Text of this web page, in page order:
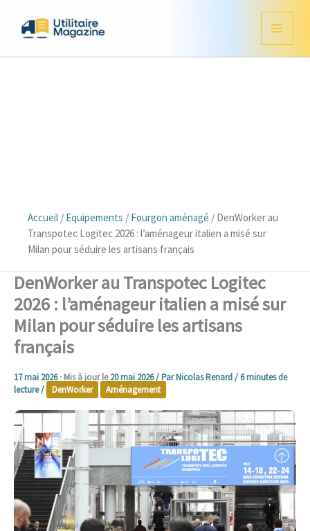
Accueil / Equipements / Fourgon aménagé / DenWorker au
Transpotec Logitec 2026 : l’aménageur italien a misé sur
Milan pour séduire les artisans français
DenWorker au Transpotec Logitec
2026 : l’aménageur italien a misé sur
Milan pour séduire les artisans
français
17 mai 2026· Mis à jour le20 mai 2026/ ParNicolas Renard/6 minutes de
lecture/ DenWorker Aménagement